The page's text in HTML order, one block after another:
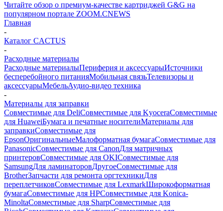
Читайте обзор о премиум-качестве картриджей G&G на
популярном портале ZOOM.CNEWS
Главная
-
Каталог CACTUS
-
Расходные материалы
Расходные материалыПериферия и аксессуарыИсточники
бесперебойного питанияМобильная связьТелевизоры и
аксессуарыМебельАудио-видео техника
-
Материалы для заправки
Совместимые для DeliСовместимые для KyoceraСовместимые
для HuaweiБумага и печатные носителиМатериалы для
заправкиСовместимые для
EpsonОригинальныеМалоформатная бумагаСовместимые для
PanasonicСовместимые для CanonДля матричных
принтеровСовместимые для OKIСовместимые для
SamsungДля ламинаторовДругоеСовместимые для
BrotherЗапчасти для ремонта оргтехникиДля
переплетчиковСовместимые для LexmarkШирокоформатная
бумагаСовместимые для HPСовместимые для Konica-
MinoltaСовместимые для SharpСовместимые для